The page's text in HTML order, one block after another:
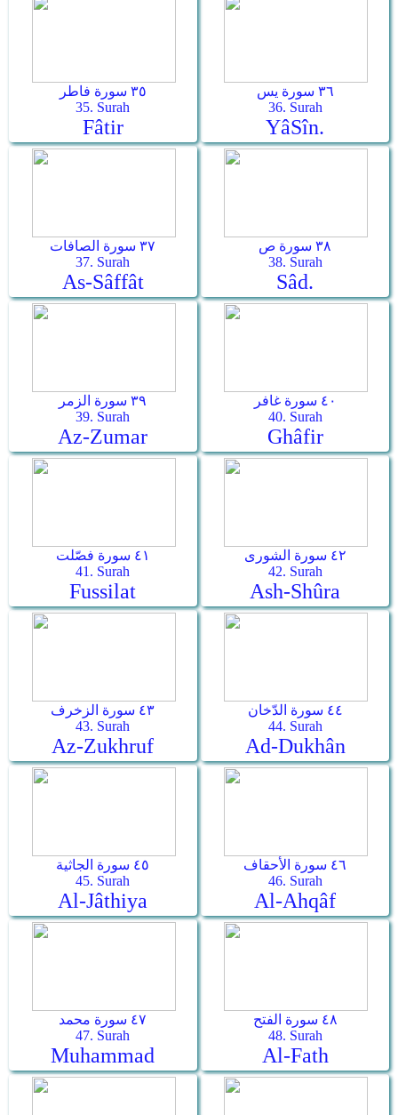
٣٥ سورة فاطر
35. Surah
Fâtir
٣٦ سورة يس
36. Surah
Yâ­Sîn.
٣٧ سورة الصافات
37. Surah
As-Sâffât
٣٨ سورة ص
38. Surah
Sâd.
٣٩ سورة الزمر
39. Surah
Az-Zumar
٤٠ سورة غافر
40. Surah
Ghâfir
٤١ سورة فصّلت
41. Surah
Fussilat
٤٢ سورة الشورى
42. Surah
Ash-Shûra
٤٣ سورة الزخرف
43. Surah
Az-Zukhruf
٤٤ سورة الدّخان
44. Surah
Ad-Dukhân
٤٥ سورة الجاثية
45. Surah
Al-Jâthiya
٤٦ سورة الأحقاف
46. Surah
Al-Ahqâf
٤٧ سورة محمد
47. Surah
Muhammad
٤٨ سورة الفتح
48. Surah
Al-Fath